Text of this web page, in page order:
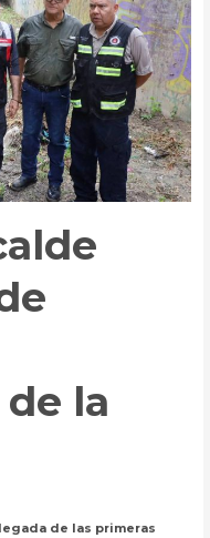
la
de las primeras